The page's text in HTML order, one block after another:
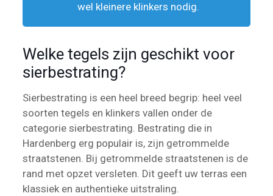
wel kleinere klinkers nodig.
Welke tegels zijn geschikt voor
sierbestrating?
Sierbestrating is een heel breed begrip: heel veel
soorten tegels en klinkers vallen onder de
categorie sierbestrating. Bestrating die in
Hardenberg erg populair is, zijn getrommelde
straatstenen. Bij getrommelde straatstenen is de
rand met opzet versleten. Dit geeft uw terras een
klassiek en authentieke uitstraling.